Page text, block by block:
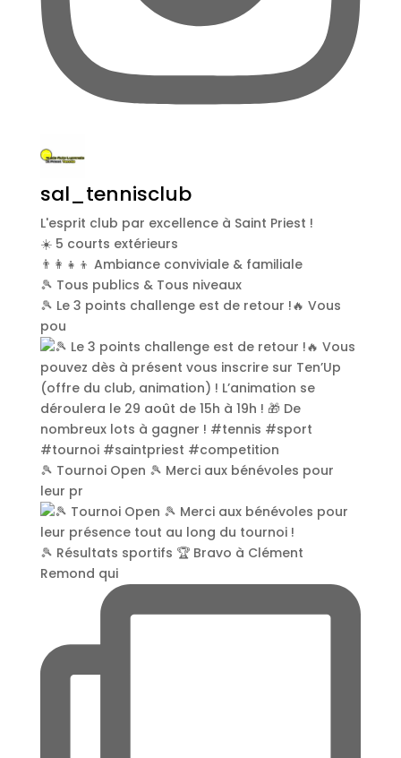
sal_tennisclub
L'esprit club par excellence à Saint Priest !
☀️ 5 courts extérieurs
👨‍👩‍👧‍👦 Ambiance conviviale & familiale
🎾 Tous publics & Tous niveaux
🎾 Le 3 points challenge est de retour !🔥 Vous
pou
🎾 Tournoi Open 🎾 Merci aux bénévoles pour
leur pr
🎾 Résultats sportifs 🏆 Bravo à Clément
Remond qui